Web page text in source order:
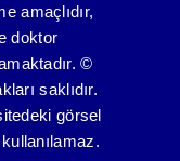
amaçlıdır,
doktor
©
saklıdır.
görsel